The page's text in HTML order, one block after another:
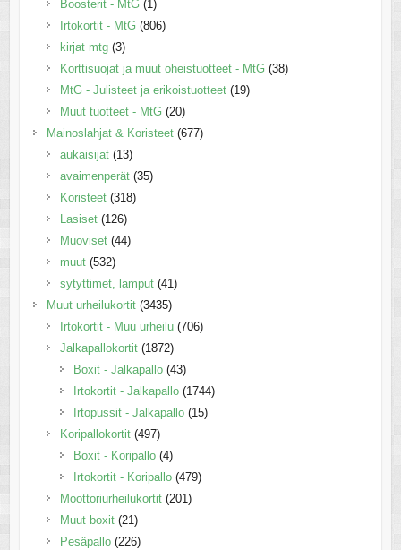
Boosterit - MtG (1)
Irtokortit - MtG (806)
kirjat mtg (3)
Korttisuojat ja muut oheistuotteet - MtG (38)
MtG - Julisteet ja erikoistuotteet (19)
Muut tuotteet - MtG (20)
Mainoslahjat & Koristeet (677)
aukaisijat (13)
avaimenperät (35)
Koristeet (318)
Lasiset (126)
Muoviset (44)
muut (532)
sytyttimet, lamput (41)
Muut urheilukortit (3435)
Irtokortit - Muu urheilu (706)
Jalkapallokortit (1872)
Boxit - Jalkapallo (43)
Irtokortit - Jalkapallo (1744)
Irtopussit - Jalkapallo (15)
Koripallokortit (497)
Boxit - Koripallo (4)
Irtokortit - Koripallo (479)
Moottoriurheilukortit (201)
Muut boxit (21)
Pesäpallo (226)